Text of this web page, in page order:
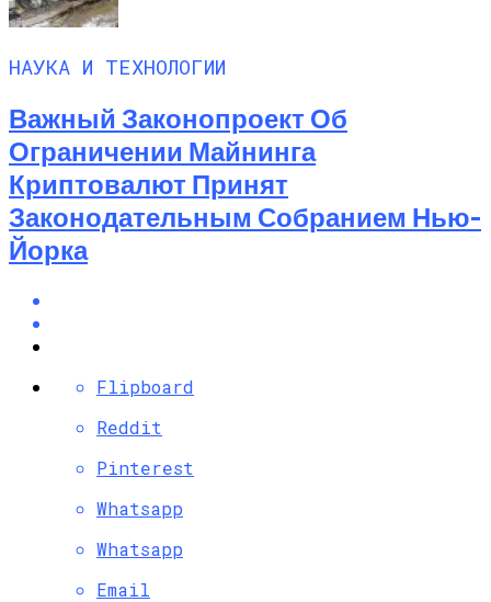
НАУКА И ТЕХНОЛОГИИ
Важный Законопроект Об
Ограничении Майнинга
Криптовалют Принят
Законодательным Собранием Нью-
Йорка
Flipboard
Reddit
Pinterest
Whatsapp
Whatsapp
Email